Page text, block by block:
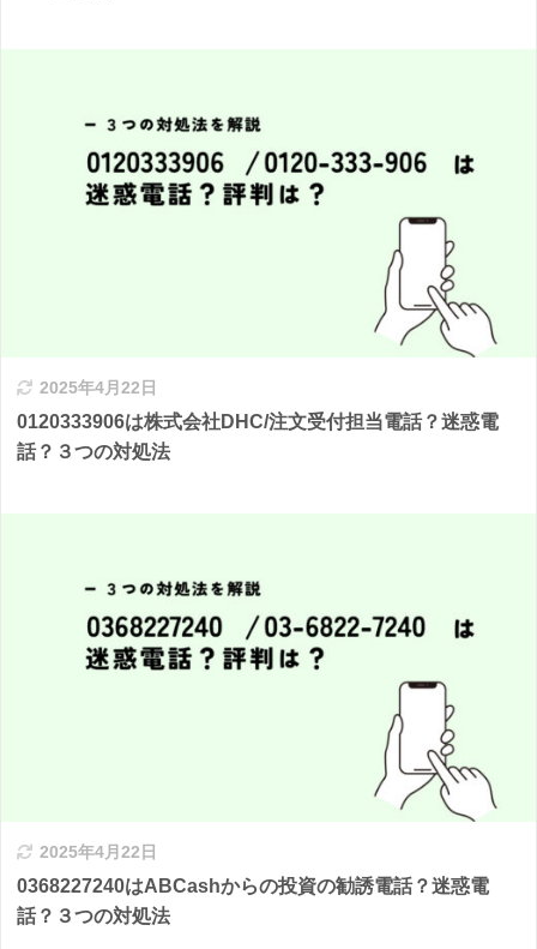
2025年4月22日
0120333906は株式会社DHC/注文受付担当電話？迷惑電
話？３つの対処法
2025年4月22日
0368227240はABCashからの投資の勧誘電話？迷惑電
話？３つの対処法